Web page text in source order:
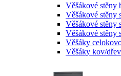
Věšákové stěny
Věšákové stěny
Věšákové stěny
Věšákové stěny
Věšáky
Věšáky kov/